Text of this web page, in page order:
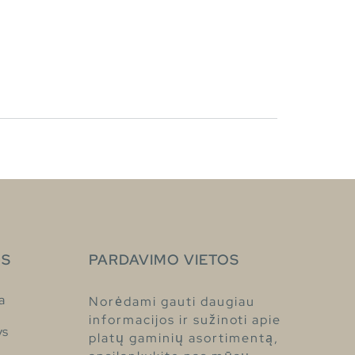
PARDAVIMO VIETOS
Norėdami gauti daugiau
informacijos ir sužinoti apie
platų gaminių asortimentą,